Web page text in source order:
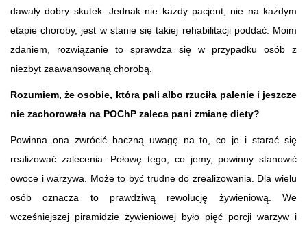
dawały dobry skutek. Jednak nie każdy pacjent, nie na każdym
etapie choroby, jest w stanie się takiej rehabilitacji poddać. Moim
zdaniem, rozwiązanie to sprawdza się w przypadku osób z
niezbyt zaawansowaną chorobą.
Rozumiem, że osobie, która pali albo rzuciła palenie i jeszcze
nie zachorowała na POChP zaleca pani zmianę diety?
Powinna ona zwrócić baczną uwagę na to, co je i starać się
realizować zalecenia. Połowę tego, co jemy, powinny stanowić
owoce i warzywa. Może to być trudne do zrealizowania. Dla wielu
osób oznacza to prawdziwą rewolucję żywieniową. We
wcześniejszej piramidzie żywieniowej było pięć porcji warzyw i